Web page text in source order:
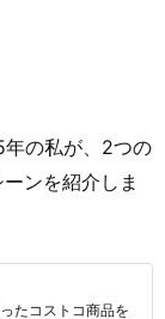
年の私が、2つの
ンを紹介しま
たコストコ商品を